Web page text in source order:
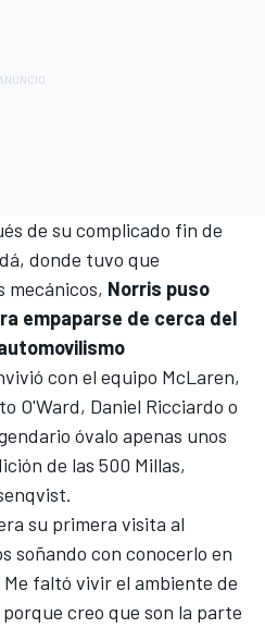
de su complicado fin de
donde tuvo que
mecánicos, Norris puso
empaparse de cerca del
con el equipo McLaren,
O'Ward, Daniel Ricciardo o
óvalo apenas unos
de las 500 Millas,
.
su primera visita al
soñando con conocerlo en
faltó vivir el ambiente de
creo que son la parte